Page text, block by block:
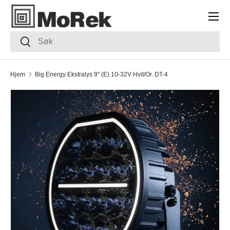
HOPP TIL INNHOLDET
SøkSøk
Meny
Hjem Big Energy Ekstralys 9" (E) 10-32V Hvit/Or. DT-4
TRANSLATION MISSING: